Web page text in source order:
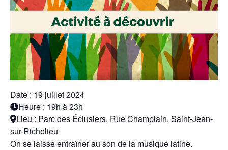
Date : 19 juillet 2024
Heure : 19h à 23h
Lieu : Parc des Éclusiers, Rue Champlain, Saint-Jean-
sur-Richelieu
On se laisse entraîner au son de la musique latine.